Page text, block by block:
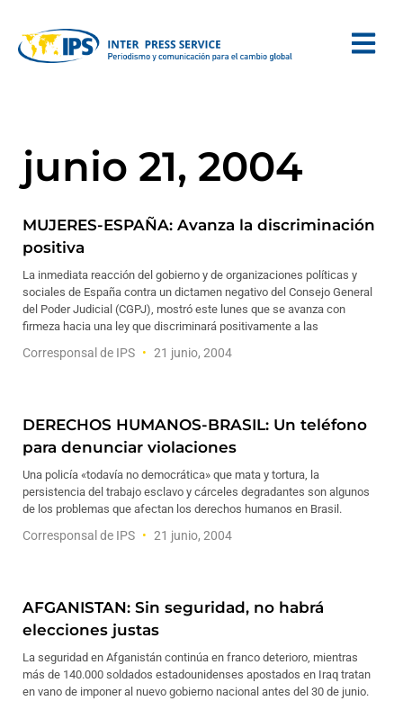
junio 21, 2004
MUJERES-ESPAÑA: Avanza la discriminación
positiva
La inmediata reacción del gobierno y de organizaciones políticas y
sociales de España contra un dictamen negativo del Consejo General
del Poder Judicial (CGPJ), mostró este lunes que se avanza con
firmeza hacia una ley que discriminará positivamente a las
Corresponsal de IPS 21 junio, 2004
DERECHOS HUMANOS-BRASIL: Un teléfono
para denunciar violaciones
Una policía «todavía no democrática» que mata y tortura, la
persistencia del trabajo esclavo y cárceles degradantes son algunos
de los problemas que afectan los derechos humanos en Brasil.
Corresponsal de IPS 21 junio, 2004
AFGANISTAN: Sin seguridad, no habrá
elecciones justas
La seguridad en Afganistán continúa en franco deterioro, mientras
más de 140.000 soldados estadounidenses apostados en Iraq tratan
en vano de imponer al nuevo gobierno nacional antes del 30 de junio.